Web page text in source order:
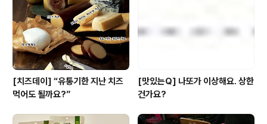
[치즈데이] “유통기한 지난 치즈
먹어도 될까요?”
[맛있는Q] 나또가 이상해요. 상한
건가요?